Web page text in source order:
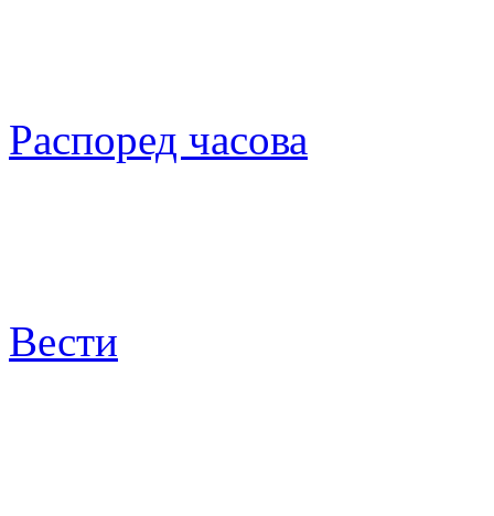
Распоред часова
Вести